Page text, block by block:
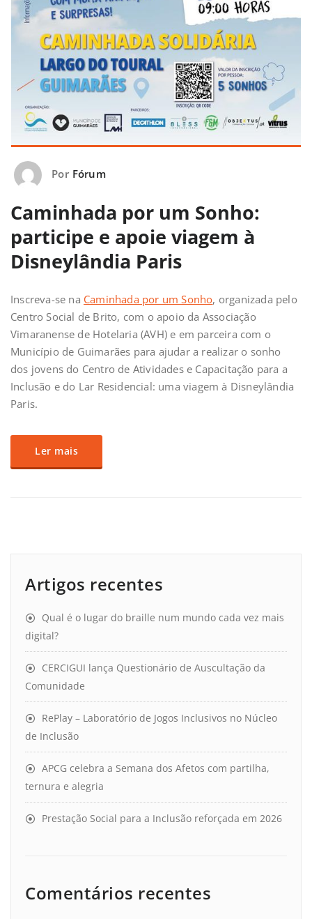
Por Fórum
Caminhada por um Sonho:
participe e apoie viagem à
Disneylândia Paris
Inscreva-se na Caminhada por um Sonho, organizada pelo
Centro Social de Brito, com o apoio da Associação
Vimaranense de Hotelaria (AVH) e em parceira com o
Município de Guimarães para ajudar a realizar o sonho
dos jovens do Centro de Atividades e Capacitação para a
Inclusão e do Lar Residencial: uma viagem à Disneylândia
Paris.
Ler mais
Artigos recentes
Qual é o lugar do braille num mundo cada vez mais
digital?
CERCIGUI lança Questionário de Auscultação da
Comunidade
RePlay – Laboratório de Jogos Inclusivos no Núcleo
de Inclusão
APCG celebra a Semana dos Afetos com partilha,
ternura e alegria
Prestação Social para a Inclusão reforçada em 2026
Comentários recentes